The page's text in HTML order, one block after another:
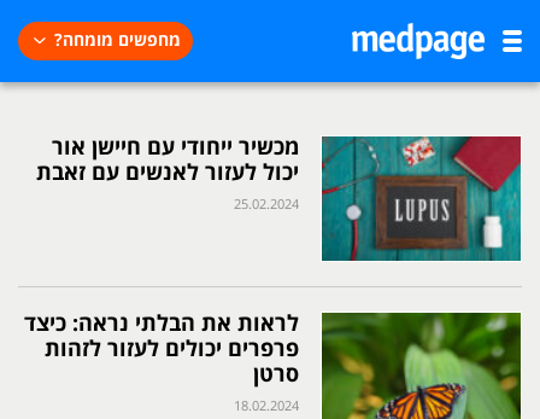
מחפשים מומחה?
מכשיר ייחודי עם חיישן אור
יכול לעזור לאנשים עם זאבת
25.02.2024
לראות את הבלתי נראה: כיצד
פרפרים יכולים לעזור לזהות
סרטן
18.02.2024